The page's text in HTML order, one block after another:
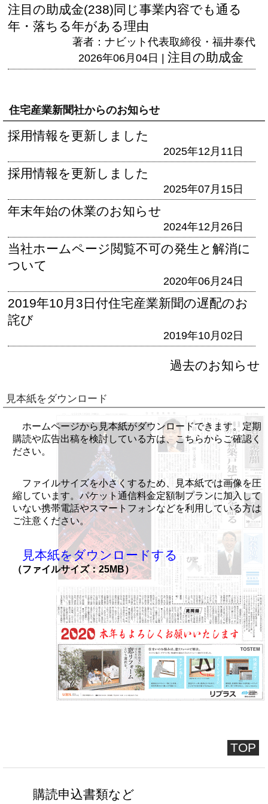
注目の助成金(238)同じ事業内容でも通る
年・落ちる年がある理由
著者：ナビット代表取締役・福井泰代
2026年06月04日 | 注目の助成金
住宅産業新聞社からのお知らせ
採用情報を更新しました
2025年12月11日
採用情報を更新しました
2025年07月15日
年末年始の休業のお知らせ
2024年12月26日
当社ホームページ閲覧不可の発生と解消に
ついて
2020年06月24日
2019年10月3日付住宅産業新聞の遅配のお
詫び
2019年10月02日
過去のお知らせ
見本紙をダウンロード
ホームページから見本紙がダウンロードできます。定期
購読や広告出稿を検討している方は、こちらからご確認く
ださい。
ファイルサイズを小さくするため、見本紙では画像を圧
縮しています。パケット通信料金定額制プランに加入して
いない携帯電話やスマートフォンなどを利用している方は
ご注意ください。
見本紙をダウンロードする
（ファイルサイズ：25MB）
TOP
購読申込書類など